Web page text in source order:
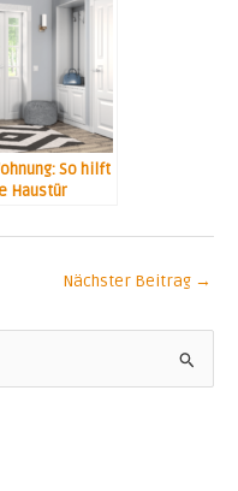
So hilft
Haustür
Nächster Beitrag →